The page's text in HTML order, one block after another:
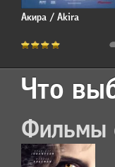
Акира / Akira
Что
Фильмы